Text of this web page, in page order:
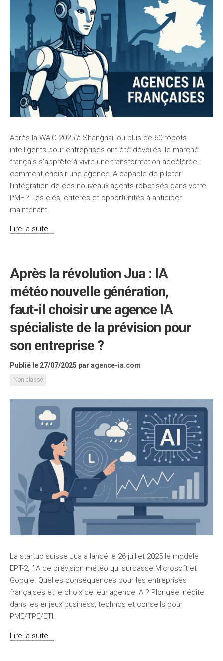
Après la WAIC 2025 à Shanghai, où plus de 60 robots
intelligents pour entreprises ont été dévoilés, le marché
français s’apprête à vivre une transformation accélérée :
comment choisir une agence IA capable de piloter
l’intégration de ces nouveaux agents robotisés dans votre
PME ? Les clés, critères et opportunités à anticiper
maintenant.
Lire la suite...
Après la révolution Jua : IA
météo nouvelle génération,
faut-il choisir une agence IA
spécialiste de la prévision pour
son entreprise ?
Publié le 27/07/2025 par agence-ia.com
Non classé
La startup suisse Jua a lancé le 26 juillet 2025 le modèle
EPT-2, l’IA de prévision météo qui surpasse Microsoft et
Google. Quelles conséquences pour les entreprises
françaises et le choix de leur agence IA ? Plongée inédite
dans les enjeux business, technos et conseils pour
PME/TPE/ETI.
Lire la suite...